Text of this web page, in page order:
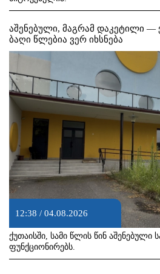
აშენებული, მაგრამ დაკეტილი —
ბაღი წლებია ვერ იხსნება
12:38 / 04.08.2026
ქუთაისში, სამი წლის წინ აშენებული
ფუნქციონირებს.